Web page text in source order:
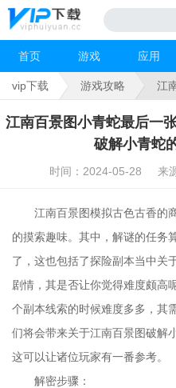
首页 游戏 应用
vip下载 游戏攻略 江
完成
江南百景图小青蛇最后一
破解小青蛇
时间：2024-05-28 来
江南百景图模拟古色古香的
的摸索趣味。其中，解谜的任务
了，这也包括了探险副本当中关
剧情，其是否让你觉得难度颇高
个副本线索的时候难度多多，其
们将会带来关于江南百景图破解
这可以让诸位玩家有一番参考。
解密步骤：